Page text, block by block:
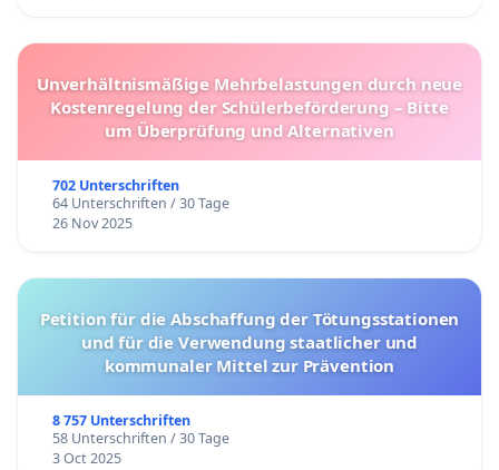
Unverhältnismäßige Mehrbelastungen durch neue
Kostenregelung der Schülerbeförderung – Bitte
um Überprüfung und Alternativen
702 Unterschriften
64 Unterschriften / 30 Tage
26 Nov 2025
Petition für die Abschaffung der Tötungsstationen
und für die Verwendung staatlicher und
kommunaler Mittel zur Prävention
8 757 Unterschriften
58 Unterschriften / 30 Tage
3 Oct 2025